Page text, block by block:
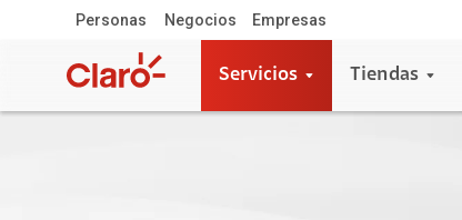
Personas Negocios Empresas
Servicios Tiendas